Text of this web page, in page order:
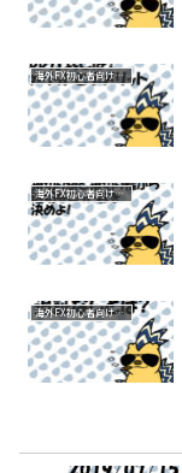
海外FX初心者向け知識
海外FX初心者向け知識
海外FX初心者向け知識